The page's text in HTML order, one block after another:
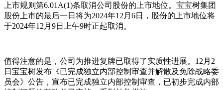
上市规则第6.01A(1)条取消公司股份的上市地位。宝宝树集团
股份上市的最后一日将为2024年12月6日，股份的上市地位将
于2024年12月9日上午9时正起取消。
值得注意的是，公司为推进复牌已取得了实质性进展。12月2
日宝宝树发布《已完成独立内部控制审查并解散及免除战略委
员会》公告，宣布已完成独立内部控制审查，已初步完成内部